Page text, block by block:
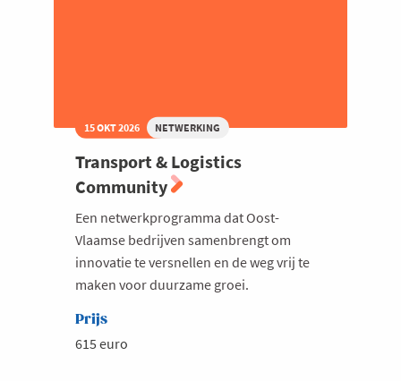
15 OKT 2026 NETWERKING
Transport & Logistics
Community
Een netwerkprogramma dat Oost-
Vlaamse bedrijven samenbrengt om
innovatie te versnellen en de weg vrij te
maken voor duurzame groei.
Prijs
615 euro